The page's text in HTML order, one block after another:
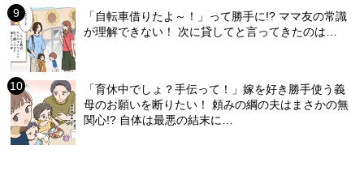
「自転車借りたよ～！」って勝手に!? ママ友の常識
が理解できない！ 次に貸してと言ってきたのは…
「育休中でしょ？手伝って！」嫁を好き勝手使う義
母のお願いを断りたい！ 頼みの綱の夫はまさかの無
関心!? 自体は最悪の結末に…